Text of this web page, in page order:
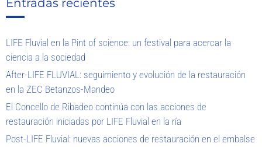
Entradas recientes
LIFE Fluvial en la Pint of science: un festival para acercar la
ciencia a la sociedad
After-LIFE FLUVIAL: seguimiento y evolución de la restauración
en la ZEC Betanzos-Mandeo
El Concello de Ribadeo continúa con las acciones de
restauración iniciadas por LIFE Fluvial en la ría
Post-LIFE Fluvial: nuevas acciones de restauración en el embalse